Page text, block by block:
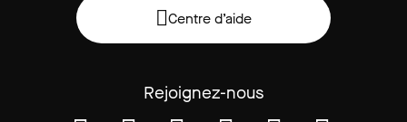
Centre d’aide
Rejoignez-nous